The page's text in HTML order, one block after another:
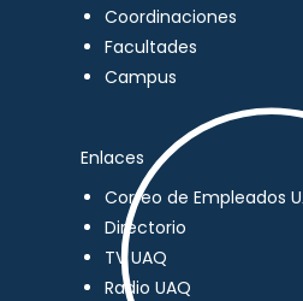
Coordinaciones
Facultades
Campus
Enlaces
Correo de Empleados
Directorio
TV UAQ
Radio UAQ